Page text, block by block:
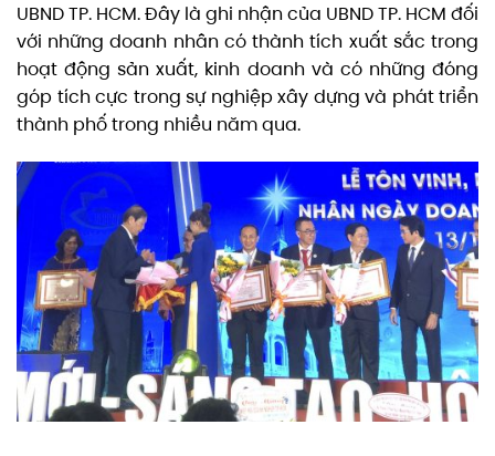
UBND TP. HCM. Đây là ghi nhận của UBND TP. HCM đối
với những doanh nhân có thành tích xuất sắc trong
hoạt động sản xuất, kinh doanh và có những đóng
góp tích cực trong sự nghiệp xây dựng và phát triển
thành phố trong nhiều năm qua.